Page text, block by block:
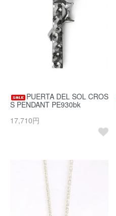
PUERTA DEL SOL CROS
S PENDANT PE930bk
17,710円